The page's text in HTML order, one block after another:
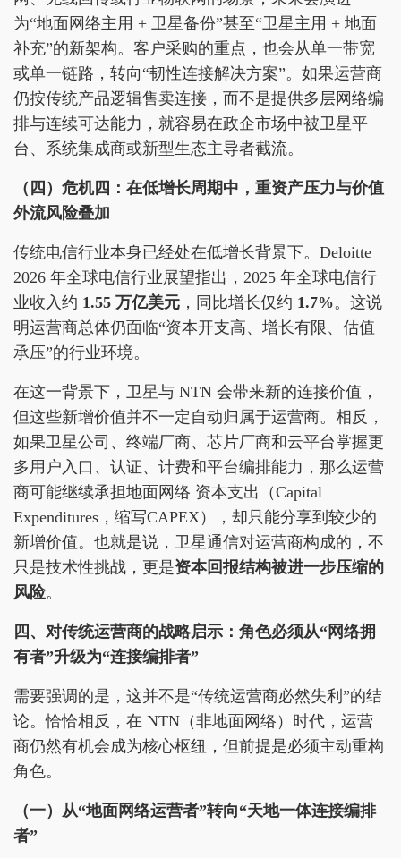
为“地面网络主用 + 卫星备份”甚至“卫星主用 + 地面
补充”的新架构。客户采购的重点，也会从单一带宽
或单一链路，转向“韧性连接解决方案”。如果运营商
仍按传统产品逻辑售卖连接，而不是提供多层网络编
排与连续可达能力，就容易在政企市场中被卫星平
台、系统集成商或新型生态主导者截流。
（四）危机四：在低增长周期中，重资产压力与价值
外流风险叠加
传统电信行业本身已经处在低增长背景下。Deloitte
2026 年全球电信行业展望指出，2025 年全球电信行
业收入约 1.55 万亿美元 ，同比增长仅约 1.7%。这说
明运营商总体仍面临“资本开支高、增长有限、估值
承压”的行业环境。
在这一背景下，卫星与 NTN 会带来新的连接价值，
但这些新增价值并不一定自动归属于运营商。相反，
如果卫星公司、终端厂商、芯片厂商和云平台掌握更
多用户入口、认证、计费和平台编排能力，那么运营
商可能继续承担地面网络 资本支出（Capital
Expenditures，缩写CAPEX），却只能分享到较少的
新增价值。也就是说，卫星通信对运营商构成的，不
只是技术性挑战，更是资本回报结构被进一步压缩的
风险。
四、对传统运营商的战略启示：角色必须从“网络拥
有者”升级为“连接编排者”
需要强调的是，这并不是“传统运营商必然失利”的结
论。恰恰相反，在 NTN（非地面网络）时代，运营
商仍然有机会成为核心枢纽，但前提是必须主动重构
角色。
（一）从“地面网络运营者”转向“天地一体连接编排
者”